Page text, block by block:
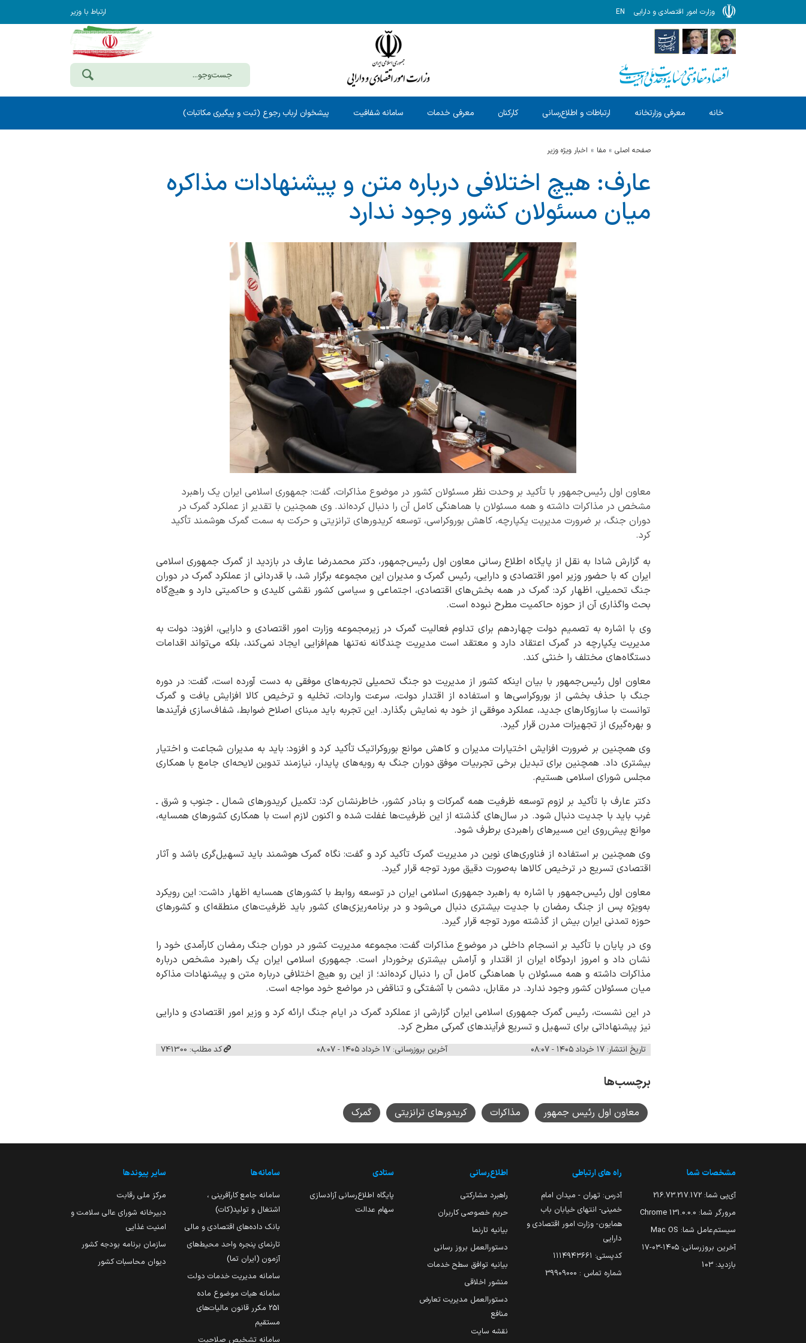
وزارت امور اقتصادی و دارایی EN ارتباط با وزیر
خانه معرفی وزارتخانه ارتباطات و اطلاع‌رسانی کارکنان معرفی خدمات سامانه شفافیت پیشخوان ارباب رجوع (ثبت و پیگیری مکاتبات)
صفحه اصلی مفا اخبار ویژه وزیر
عارف: هیچ اختلافی درباره متن و پیشنهادات مذاکره
میان مسئولان کشور وجود ندارد
معاون اول رئیس‌جمهور با تأکید بر وحدت نظر مسئولان کشور در موضوع مذاکرات، گفت: جمهوری اسلامی ایران یک راهبرد
مشخص در مذاکرات داشته و همه مسئولان با هماهنگی کامل آن را دنبال کرده‌اند. وی همچنین با تقدیر از عملکرد گمرک در
دوران جنگ، بر ضرورت مدیریت یکپارچه، کاهش بوروکراسی، توسعه کریدورهای ترانزیتی و حرکت به سمت گمرک هوشمند تأکید
کرد.
به گزارش شادا به نقل از پایگاه اطلاع رسانی معاون اول رئیس‌جمهور، دکتر محمدرضا عارف در بازدید از گمرک جمهوری اسلامی
ایران که با حضور وزیر امور اقتصادی و دارایی، رئیس گمرک و مدیران این مجموعه برگزار شد، با قدردانی از عملکرد گمرک در دوران
جنگ تحمیلی، اظهار کرد: گمرک در همه بخش‌های اقتصادی، اجتماعی و سیاسی کشور نقشی کلیدی و حاکمیتی دارد و هیچ‌گاه
بحث واگذاری آن از حوزه حاکمیت مطرح نبوده است.
وی با اشاره به تصمیم دولت چهاردهم برای تداوم فعالیت گمرک در زیرمجموعه وزارت امور اقتصادی و دارایی، افزود: دولت به
مدیریت یکپارچه در گمرک اعتقاد دارد و معتقد است مدیریت چندگانه نه‌تنها هم‌افزایی ایجاد نمی‌کند، بلکه می‌تواند اقدامات
دستگاه‌های مختلف را خنثی کند.
معاون اول رئیس‌جمهور با بیان اینکه کشور از مدیریت دو جنگ تحمیلی تجربه‌های موفقی به دست آورده است، گفت: در دوره
جنگ با حذف بخشی از بوروکراسی‌ها و استفاده از اقتدار دولت، سرعت واردات، تخلیه و ترخیص کالا افزایش یافت و گمرک
توانست با سازوکارهای جدید، عملکرد موفقی از خود به نمایش بگذارد. این تجربه باید مبنای اصلاح ضوابط، شفاف‌سازی فرآیندها
و بهره‌گیری از تجهیزات مدرن قرار گیرد.
وی همچنین بر ضرورت افزایش اختیارات مدیران و کاهش موانع بوروکراتیک تأکید کرد و افزود: باید به مدیران شجاعت و اختیار
بیشتری داد. همچنین برای تبدیل برخی تجربیات موفق دوران جنگ به رویه‌های پایدار، نیازمند تدوین لایحه‌ای جامع با همکاری
مجلس شورای اسلامی هستیم.
دکتر عارف با تأکید بر لزوم توسعه ظرفیت همه گمرکات و بنادر کشور، خاطرنشان کرد: تکمیل کریدورهای شمال ـ جنوب و شرق ـ
غرب باید با جدیت دنبال شود. در سال‌های گذشته از این ظرفیت‌ها غفلت شده و اکنون لازم است با همکاری کشورهای همسایه،
موانع پیش‌روی این مسیرهای راهبردی برطرف شود.
وی همچنین بر استفاده از فناوری‌های نوین در مدیریت گمرک تأکید کرد و گفت: نگاه گمرک هوشمند باید تسهیل‌گری باشد و آثار
اقتصادی تسریع در ترخیص کالاها به‌صورت دقیق مورد توجه قرار گیرد.
معاون اول رئیس‌جمهور با اشاره به راهبرد جمهوری اسلامی ایران در توسعه روابط با کشورهای همسایه اظهار داشت: این رویکرد
به‌ویژه پس از جنگ رمضان با جدیت بیشتری دنبال می‌شود و در برنامه‌ریزی‌های کشور باید ظرفیت‌های منطقه‌ای و کشورهای
حوزه تمدنی ایران بیش از گذشته مورد توجه قرار گیرد.
وی در پایان با تأکید بر انسجام داخلی در موضوع مذاکرات گفت: مجموعه مدیریت کشور در دوران جنگ رمضان کارآمدی خود را
نشان داد و امروز اردوگاه ایران از اقتدار و آرامش بیشتری برخوردار است. جمهوری اسلامی ایران یک راهبرد مشخص درباره
مذاکرات داشته و همه مسئولان با هماهنگی کامل آن را دنبال کرده‌اند؛ از این رو هیچ اختلافی درباره متن و پیشنهادات مذاکره
میان مسئولان کشور وجود ندارد. در مقابل، دشمن با آشفتگی و تناقض در مواضع خود مواجه است.
در این نشست، رئیس گمرک جمهوری اسلامی ایران گزارشی از عملکرد گمرک در ایام جنگ ارائه کرد و وزیر امور اقتصادی و دارایی
نیز پیشنهاداتی برای تسهیل و تسریع فرآیندهای گمرکی مطرح کرد.
تاریخ انتشار: ۱۷ خرداد ۱۴۰۵ - ۰۸:۰۷ آخرین بروزرسانی: ۱۷ خرداد ۱۴۰۵ - ۰۸:۰۷ کد مطلب: 741300
برچسب‌ها
معاون اول رئیس جمهور مذاکرات کریدورهای ترانزیتی گمرک
مشخصات شما
آی‌پی شما: 216.73.217.172
مرورگر شما: 131.0.0.0 Chrome
سیستم‌عامل شما: Mac OS
آخرین بروزرسانی: ۱۴۰۵-۰۳-۱۷
بازدید: 103
راه های ارتباطی
آدرس: تهران - میدان امام
خمینی- انتهای خیابان باب
همایون- وزارت امور اقتصادی و
دارایی
کدپستی: ۱۱۱۴۹۴۳۶۶۱
شماره تماس : 39909000
اطلاع‌رسانی
راهبرد مشارکتی
حریم خصوصی کاربران
بیانیه تارنما
دستورالعمل بروز رسانی
بیانیه توافق سطح خدمات
منشور اخلاقی
دستورالعمل مدیریت تعارض
منافع
نقشه سایت
ستادی
پایگاه اطلاع‌رسانی آزادسازی
سهام عدالت
سامانه‌ها
سامانه جامع کارآفرینی ،
اشتغال و تولید(کات)
بانک داده‌های اقتصادی و مالی
تارنمای پنجره واحد محیط‌های
آزمون (ایران تما)
سامانه مدیریت خدمات دولت
سامانه هیات موضوع ماده
251 مکرر قانون مالیات‌های
مستقیم
سامانه تشخیص صلاحیت
سایر پیوندها
مرکز ملی رقابت
دبیرخانه شورای عالی سلامت و
امنیت غذایی
سازمان برنامه بودجه کشور
دیوان محاسبات کشور